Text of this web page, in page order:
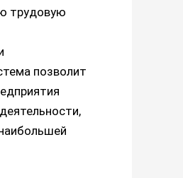
трудовую
позволит